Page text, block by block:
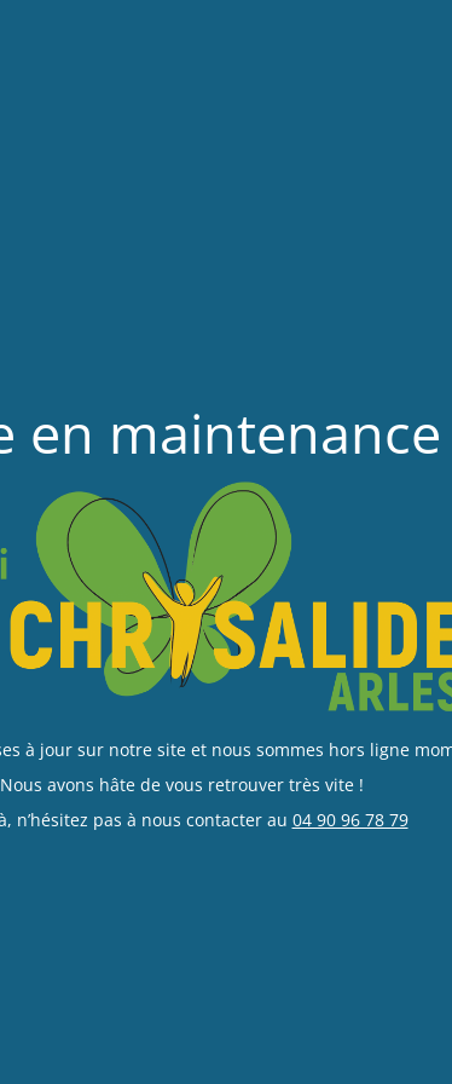
en maintenance
à jour sur notre site et nous sommes hors ligne
Nous avons hâte de vous retrouver très vite !
n’hésitez pas à nous contacter au 04 90 96 78 79